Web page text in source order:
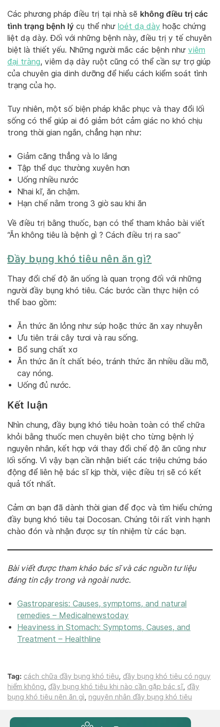
Các phương pháp điều trị tại nhà sẽ không điều trị các
tình trạng bệnh lý cụ thể như loét dạ dày hoặc chứng
liệt dạ dày. Đối với những bệnh này, điều trị y tế chuyên
biệt là thiết yếu. Những người mắc các bệnh như viêm
đại tràng, viêm dạ dày ruột cũng có thể cần sự trợ giúp
của chuyên gia dinh dưỡng để hiểu cách kiểm soát tình
trạng của họ.
Tuy nhiên, một số biện pháp khắc phục và thay đổi lối
sống có thể giúp ai đó giảm bớt cảm giác no khó chịu
trong thời gian ngắn, chẳng hạn như:
Giảm căng thẳng và lo lắng
Tập thể dục thường xuyên hơn
Uống nhiều nước
Nhai kĩ, ăn chậm.
Hạn chế nằm trong 3 giờ sau khi ăn
Về điều trị bằng thuốc, bạn có thể tham khảo bài viết
“Ăn không tiêu là bệnh gì ? Cách điều trị ra sao”
Đầy bụng khó tiêu nên ăn gì?
Thay đổi chế độ ăn uống là quan trọng đối với những
người đầy bụng khó tiêu. Các bước cần thực hiện có
thể bao gồm:
Ăn thức ăn lỏng như súp hoặc thức ăn xay nhuyễn
Ưu tiên trái cây tươi và rau sống.
Bổ sung chất xơ
Ăn thức ăn ít chất béo, tránh thức ăn nhiều dầu mỡ,
cay nóng.
Uống đủ nước.
Kết luận
Nhìn chung, đầy bụng khó tiêu hoàn toàn có thể chữa
khỏi bằng thuốc men chuyên biệt cho từng bệnh lý
nguyên nhân, kết hợp với thay đổi chế độ ăn cũng như
lối sống. Vì vậy bạn cần nhận biết các triệu chứng báo
động để liên hệ bác sĩ kjp thời, việc điều trị sẽ có kết
quả tốt nhất.
Cảm ơn bạn đã dành thời gian để đọc và tìm hiểu chứng
đầy bụng khó tiêu tại Docosan. Chúng tôi rất vinh hạnh
chào đón và nhận được sự tín nhiệm từ các bạn.
Bài viết được tham khảo bác sĩ và các nguồn tư liệu
đáng tin cậy trong và ngoài nước.
Gastroparesis: Causes, symptoms, and natural
remedies – Medicalnewstoday
Heaviness in Stomach: Symptoms, Causes, and
Treatment – Healthline
Tag: cách chữa đầy bụng khó tiêu
đầy bụng khó tiêu có nguy
hiểm không
đầy bụng khó tiêu khi nào cần gặp bác sĩ, đầy
bụng khó tiêu nên ăn gì
nguyên nhân đầy bụng khó tiêu